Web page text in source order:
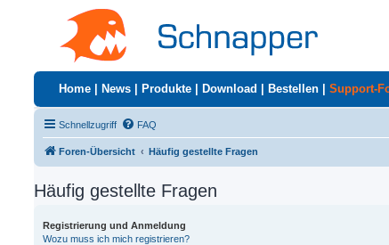
Home News Produkte Download Bestellen Support-
Schnellzugriff FAQ
Foren-Übersicht Häufig gestellte Fragen
Häufig gestellte Fragen
Registrierung und Anmeldung
Wozu muss ich mich registrieren?